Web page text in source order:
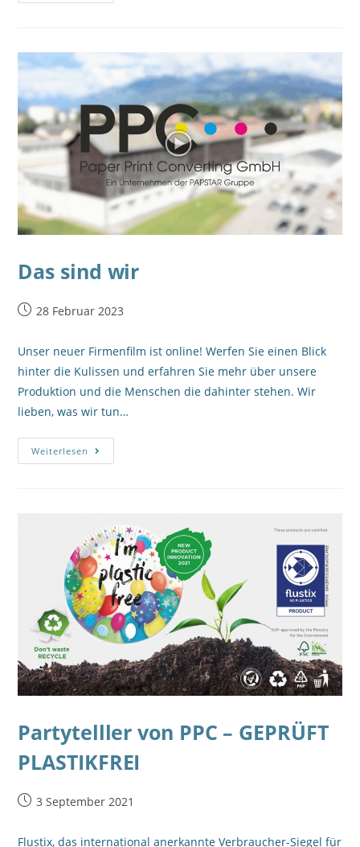
Das sind wir
28 Februar 2023
Unser neuer Firmenfilm ist online! Werfen Sie einen Blick
hinter die Kulissen und erfahren Sie mehr über unsere
Produktion und die Menschen die dahinter stehen. Wir
lieben, was wir tun…
Weiterlesen
Partytelller von PPC – GEPRÜFT
PLASTIKFREI
3 September 2021
Flustix, das international anerkannte Verbraucher-Siegel für